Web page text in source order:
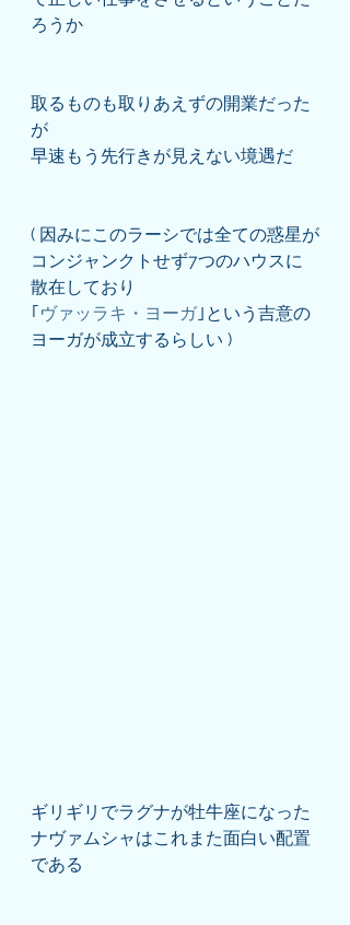
ろうか
取るものも取りあえずの開業だった
が
早速もう先行きが見えない境遇だ
( 因みにこのラーシでは全ての惑星が
コンジャンクトせず7つのハウスに
散在しており
｢ヴァッラキ・ヨーガ｣という吉意の
ヨーガが成立するらしい )
ギリギリでラグナが牡牛座になった
ナヴァムシャはこれまた面白い配置
である